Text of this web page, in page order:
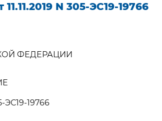
N 305-ЭС19-19766
ФЕДЕРАЦИИ
ЭС19-19766